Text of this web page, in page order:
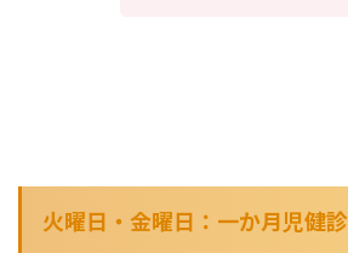
火曜日・金曜日：一か月児健診